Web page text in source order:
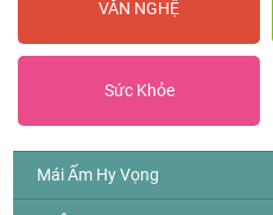
VĂN NGHỆ
Sức Khỏe
Mái Ấm Hy Vọng